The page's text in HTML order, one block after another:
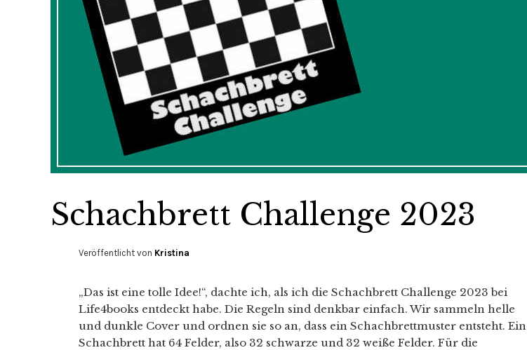
Schachbrett Challenge 2023
Veröffentlicht von Kristina
„Das ist eine tolle Idee!“, dachte ich, als ich die Schachbrett Challenge 2023 bei
Life4books entdeckt habe. Die Regeln sind denkbar einfach. Wir sammeln helle
und dunkle Cover und ordnen sie so an, dass ein Schachbrettmuster entsteht. Ein
Schachbrett hat 64 Felder, also 32 schwarze und 32 weiße Felder. Für die